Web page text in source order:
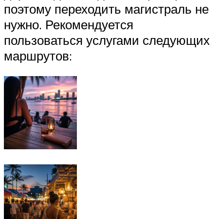
поэтому переходить магистраль не
нужно. Рекомендуется
пользоваться услугами следующих
маршрутов: